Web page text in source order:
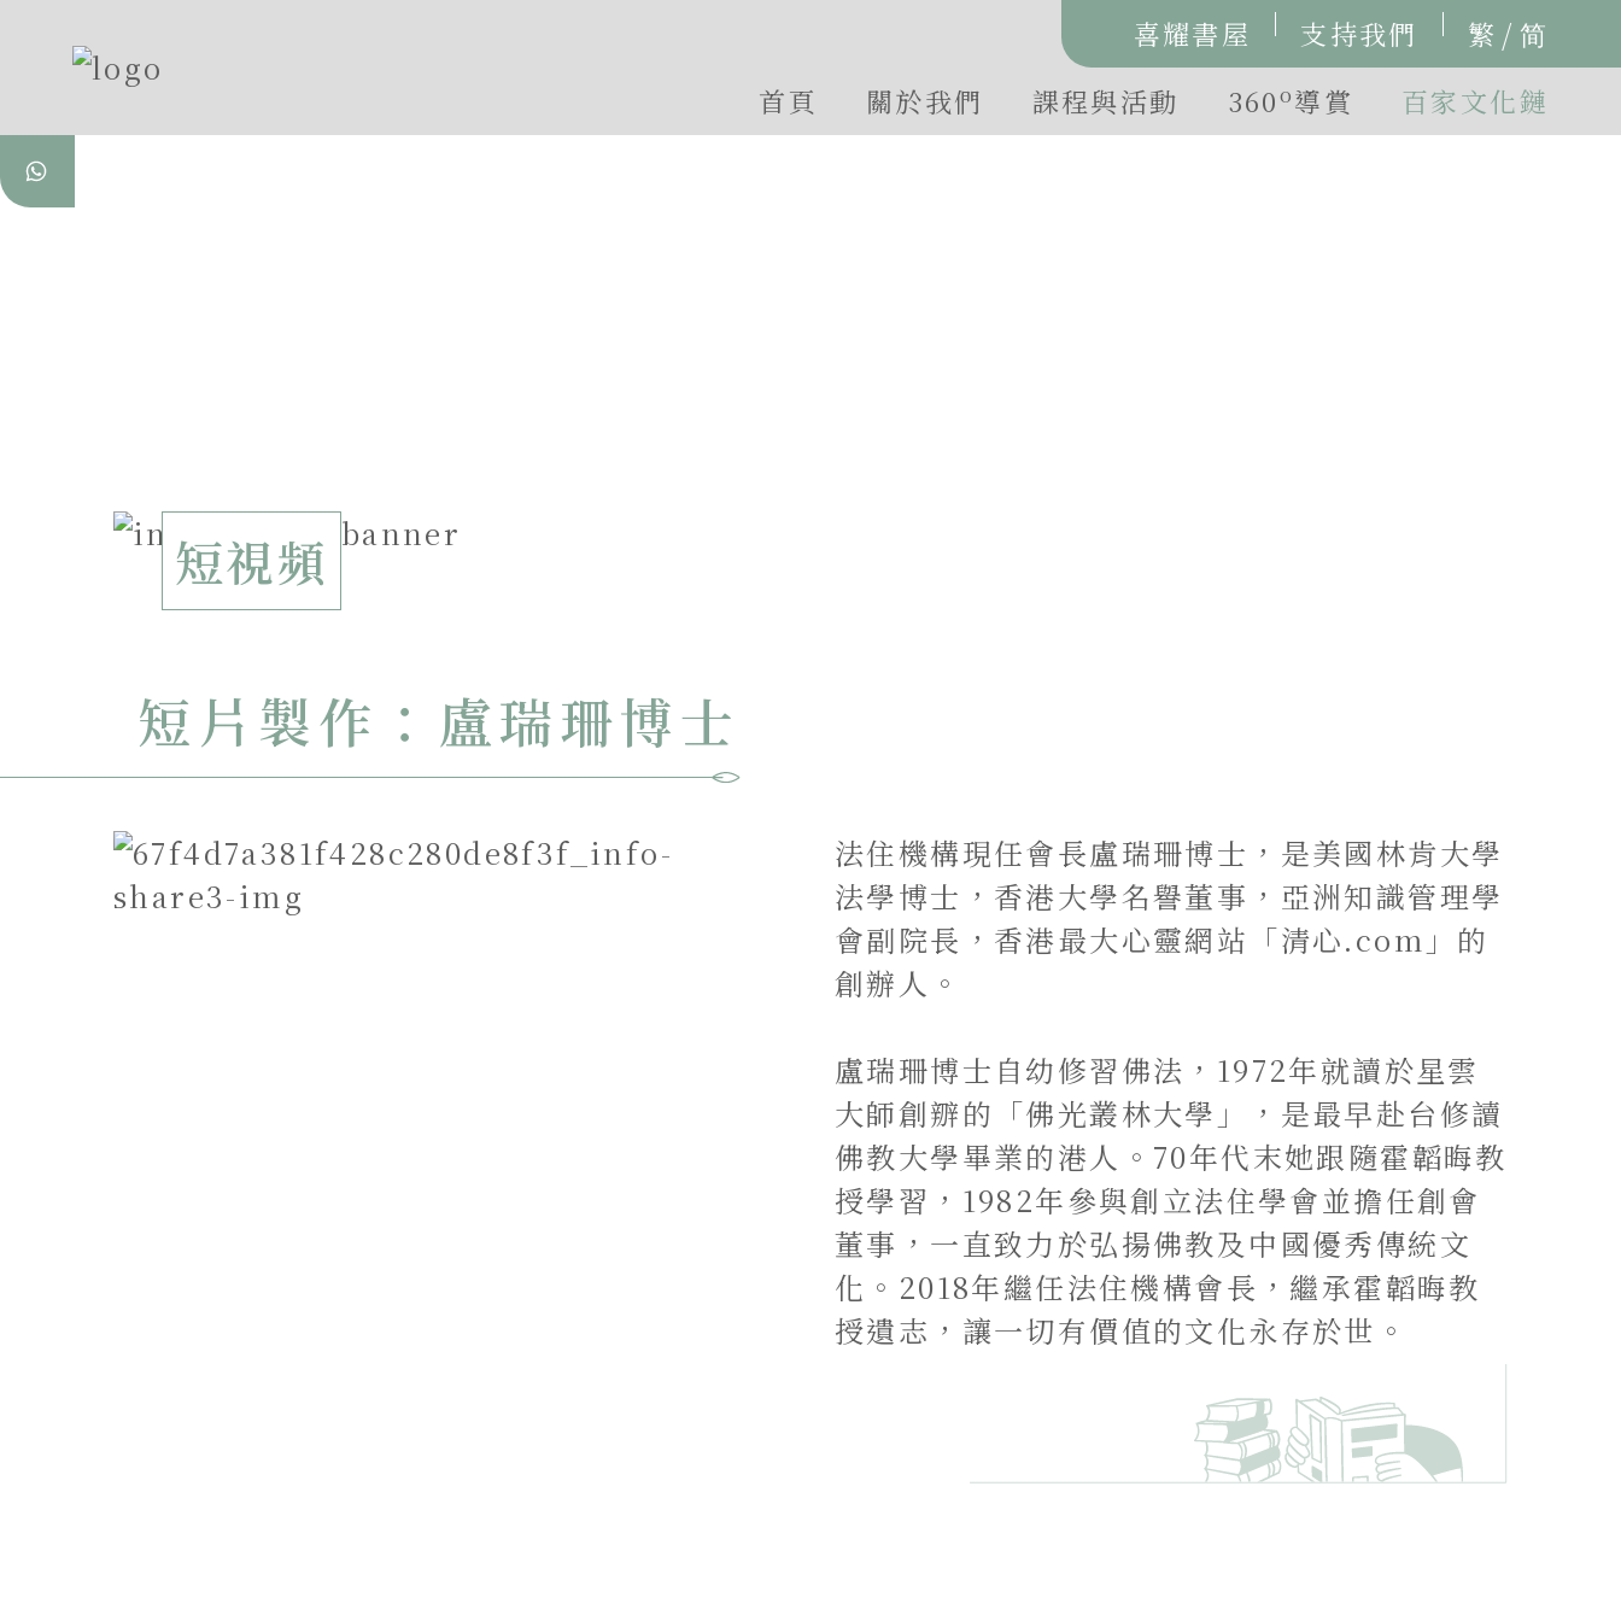
喜耀書屋 支持我們 繁 / 简
首頁
關於我們 課程與活動 360o導賞 百家文化鏈
短視頻
短片製作：盧瑞珊博士
法住機構現任會長盧瑞珊博士，是美國林肯大學
法學博士，香港大學名譽董事，亞洲知識管理學
會副院長，香港最大心靈網站「清心.com」的
創辦人。
盧瑞珊博士自幼修習佛法，1972年就讀於星雲
大師創辧的「佛光叢林大學」，是最早赴台修讀
佛教大學畢業的港人。70年代末她跟隨霍韜晦教
授學習，1982年參與創立法住學會並擔任創會
董事，一直致力於弘揚佛教及中國優秀傳統文
化。2018年繼任法住機構會長，繼承霍韜晦教
授遺志，讓一切有價值的文化永存於世。